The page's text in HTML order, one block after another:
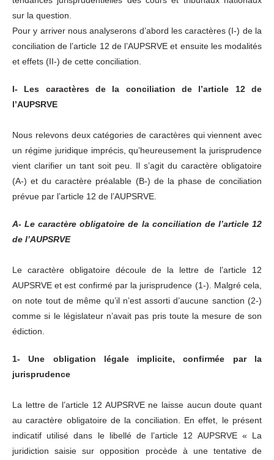
sur la question.
Pour y arriver nous analyserons d’abord les caractères (I-) de la
conciliation de l’article 12 de l’AUPSRVE et ensuite les modalités
et effets (II-) de cette conciliation.
I- Les caractères de la conciliation de l’article 12 de
l’AUPSRVE
Nous relevons deux catégories de caractères qui viennent avec
un régime juridique imprécis, qu’heureusement la jurisprudence
vient clarifier un tant soit peu. Il s’agit du caractère obligatoire
(A-) et du caractère préalable (B-) de la phase de conciliation
prévue par l’article 12 de l’AUPSRVE.
A- Le caractère obligatoire de la conciliation de l’article 12
de l’AUPSRVE
Le caractère obligatoire découle de la lettre de l’article 12
AUPSRVE et est confirmé par la jurisprudence (1-). Malgré cela,
on note tout de même qu’il n’est assorti d’aucune sanction (2-)
comme si le législateur n’avait pas pris toute la mesure de son
édiction.
1- Une obligation légale implicite, confirmée par la
jurisprudence
La lettre de l’article 12 AUPSRVE ne laisse aucun doute quant
au caractère obligatoire de la conciliation. En effet, le présent
indicatif utilisé dans le libellé de l’article 12 AUPSRVE « La
juridiction saisie sur opposition procède à une tentative de